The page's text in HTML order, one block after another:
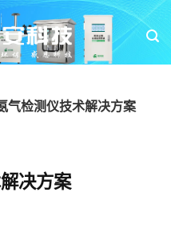
气检测仪技术解决方案
决方案